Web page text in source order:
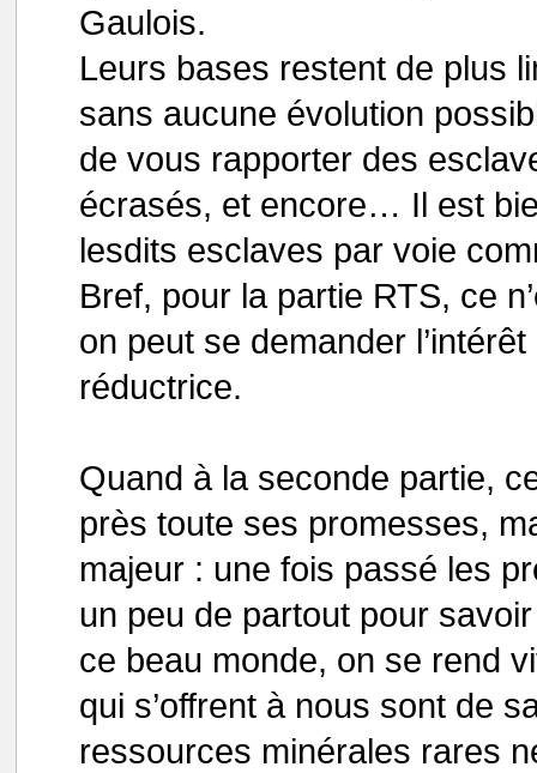
Gaulois.
Leurs bases restent de plus
sans aucune évolution
de vous rapporter des
écrasés, et encore… Il est
lesdits esclaves par voie
Bref, pour la partie RTS, ce
on peut se demander
réductrice.
Quand à la seconde partie,
près toute ses promesses,
majeur : une fois passé les
un peu de partout pour
ce beau monde, on se rend
qui s’offrent à nous sont de
ressources minérales rares